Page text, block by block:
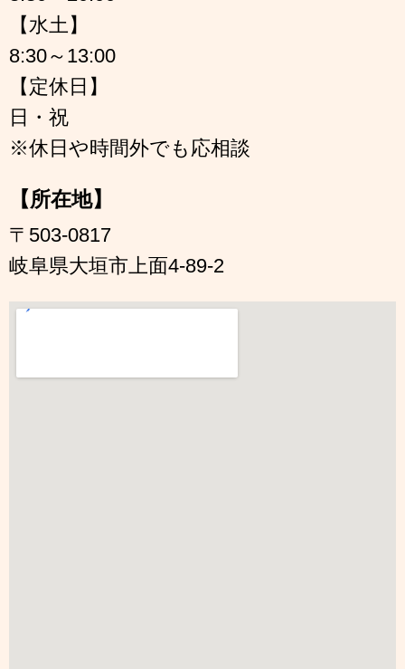
【水土】
8:30～13:00
【定休日】
日・祝
※休日や時間外でも応相談
【所在地】
〒503-0817
岐阜県大垣市上面4-89-2